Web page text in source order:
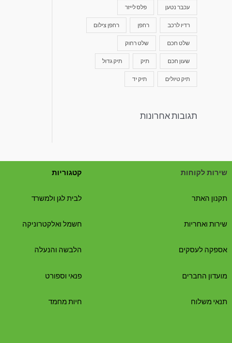
עכבר נטען פלס לייזר
רדיו לרכב רחפן רחפן צילום
שלט חכם שלט רחוק
שעון חכם תיק תיק גדול
תיק טיולים תיק יד
תגובות אחרונות
שירות לקוחות
תקנון האתר
שירות ואחריות
אספקה לעסקים
מועדון החברים
תנאי משלוח
קטגוריות
לבית לגן ולמשרד
חשמל ואלקטרוניקה
הלבשה והנעלה
פנאי וספורט
חיות מחמד